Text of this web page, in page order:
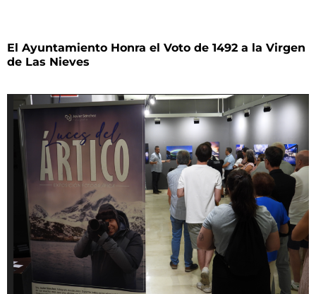
El Ayuntamiento Honra el Voto de 1492 a la Virgen
de Las Nieves